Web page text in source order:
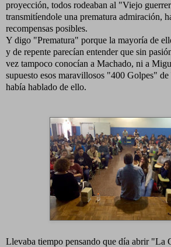
proyección, todos rodeaban al "Viejo
transmitíendole una prematura admiración,
recompensas posibles.
Y digo "Prematura" porque la mayoría de
y de repente parecían entender que sin
vez tampoco conocían a Machado, ni a
supuesto esos maravillosos "400 Golpes"
había hablado de ello.
Llevaba tiempo pensando que día abrir "La